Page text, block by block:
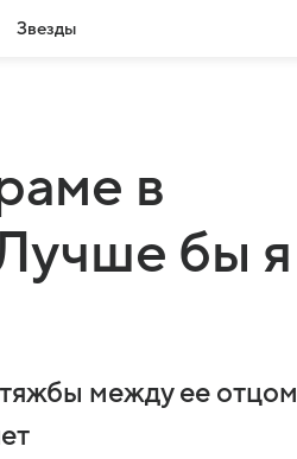
Звезды
в
бы я
между ее отцом